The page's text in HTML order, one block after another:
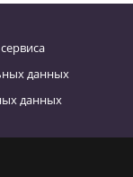
данных
данных